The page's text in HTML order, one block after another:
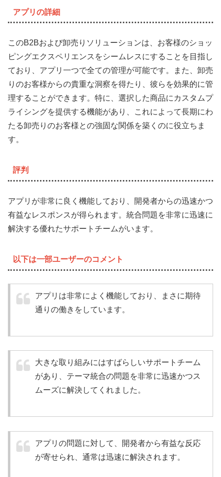
アプリの詳細
このB2Bおよび卸売りソリューションは、お客様のショッ
ピングエクスペリエンスをシームレスにすることを目指し
ており、アプリ一つで全ての管理が可能です。また、卸売
りのお客様からの貴重な洞察を得たり、彼らを効果的に管
理することができます。特に、選択した商品にカスタムプ
ライシングを提供する機能があり、これによって長期にわ
たる卸売りのお客様との強固な関係を築くのに役立ちま
す。
評判
アプリが非常に良く機能しており、開発者からの迅速かつ
有益なレスポンスが得られます。統合問題を非常に迅速に
解決する優れたサポートチームがいます。
以下は一部ユーザーのコメント
アプリは非常によく機能しており、まさに期待
通りの働きをしています。
大きな取り組みにはすばらしいサポートチーム
があり、テーマ統合の問題を非常に迅速かつス
ムーズに解決してくれました。
アプリの問題に対して、開発者から有益な反応
が寄せられ、通常は迅速に解決されます。